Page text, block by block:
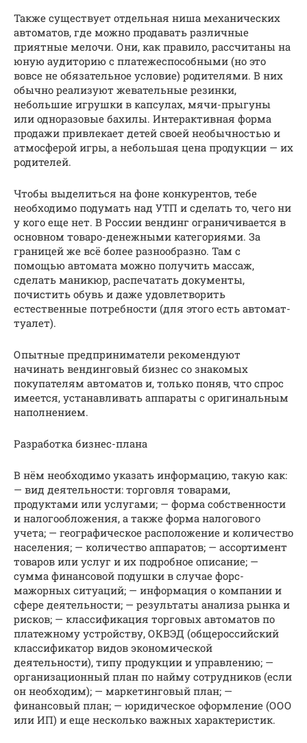
Также существует отдельная ниша механических
автоматов, где можно продавать различные
приятные мелочи. Они, как правило, рассчитаны на
юную аудиторию с платежеспособными (но это
вовсе не обязательное условие) родителями. В них
обычно реализуют жевательные резинки,
небольшие игрушки в капсулах, мячи-прыгуны
или одноразовые бахилы. Интерактивная форма
продажи привлекает детей своей необычностью и
атмосферой игры, а небольшая цена продукции — их
родителей.
Чтобы выделиться на фоне конкурентов, тебе
необходимо подумать над УТП и сделать то, чего ни
у кого еще нет. В России вендинг ограничивается в
основном товаро-денежными категориями. За
границей же всё более разнообразно. Там с
помощью автомата можно получить массаж,
сделать маникюр, распечатать документы,
почистить обувь и даже удовлетворить
естественные потребности (для этого есть автомат-
туалет).
Опытные предприниматели рекомендуют
начинать вендинговый бизнес со знакомых
покупателям автоматов и, только поняв, что спрос
имеется, устанавливать аппараты с оригинальным
наполнением.
Разработка бизнес-плана
В нём необходимо указать информацию, такую как:
— вид деятельности: торговля товарами,
продуктами или услугами; — форма собственности
и налогообложения, а также форма налогового
учета; — географическое расположение и количество
населения; — количество аппаратов; — ассортимент
товаров или услуг и их подробное описание; —
сумма финансовой подушки в случае форс-
мажорных ситуаций; — информация о компании и
сфере деятельности; — результаты анализа рынка и
рисков; — классификация торговых автоматов по
платежному устройству, ОКВЭД (общероссийский
классификатор видов экономической
деятельности), типу продукции и управлению; —
организационный план по найму сотрудников (если
он необходим); — маркетинговый план; —
финансовый план; — юридическое оформление (ООО
или ИП) и еще несколько важных характеристик.